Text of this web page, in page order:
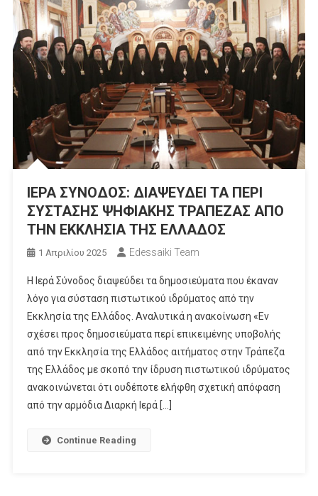
ΙΕΡΑ ΣΥΝΟΔΟΣ: ΔΙΑΨΕΥΔΕΙ ΤΑ ΠΕΡΙ
ΣΥΣΤΑΣΗΣ ΨΗΦΙΑΚΗΣ ΤΡΑΠΕΖΑΣ ΑΠΟ
ΤΗΝ ΕΚΚΛΗΣΙΑ ΤΗΣ ΕΛΛΑΔΟΣ
1 Απριλίου 2025 Edessaiki Team
Η Ιερά Σύνοδος διαψεύδει τα δημοσιεύματα που έκαναν
λόγο για σύσταση πιστωτικού ιδρύματος από την
Εκκλησία της Ελλάδος. Αναλυτικά η ανακοίνωση «Εν
σχέσει προς δημοσιεύματα περί επικειμένης υποβολής
από την Εκκλησία της Ελλάδος αιτήματος στην Τράπεζα
της Ελλάδος με σκοπό την ίδρυση πιστωτικού ιδρύματος
ανακοινώνεται ότι ουδέποτε ελήφθη σχετική απόφαση
από την αρμόδια Διαρκή Ιερά […]
Continue Reading